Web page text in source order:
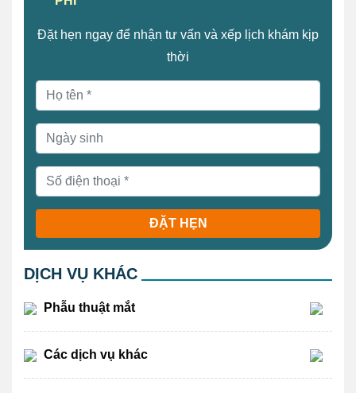
Đặt hẹn ngay để nhận tư vấn và xếp lịch khám kịp
thời
ĐẶT HẸN
DỊCH VỤ KHÁC
Phẫu thuật mắt
Các dịch vụ khác